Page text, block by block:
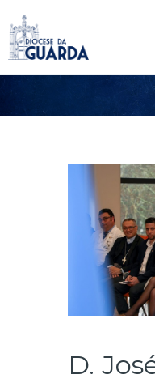
HOME
NOTÍCIAS
AGENDA
SENTIR
D.